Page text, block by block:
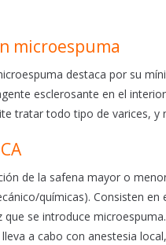
microespuma
destaca por su
esclerosante en el
tratar todo tipo de varices,
de la safena mayor o
químicas). Consisten
que se introduce
lleva a cabo con anestesia